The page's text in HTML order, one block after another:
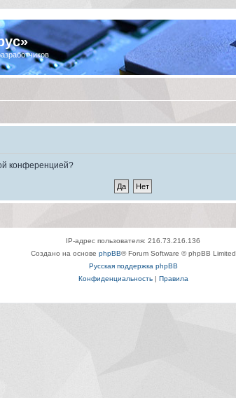
конференцией?
IP-адрес пользователя: 216.73.216.136
Создано на основе phpBB® Forum Software © phpBB Limited
Русская поддержка phpBB
Конфиденциальность| Правила